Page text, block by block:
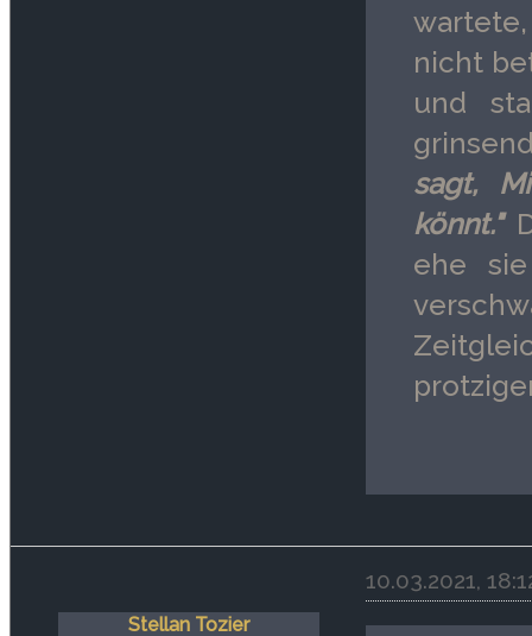
nicht
und
sagt,
könnt."
ehe
Stellan Tozier
10.03.2021,